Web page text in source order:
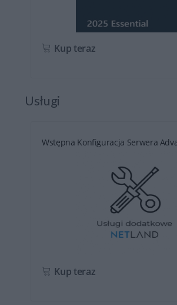
Kup teraz
Usługi
Wstępna Konfiguracja Serwera
Kup teraz